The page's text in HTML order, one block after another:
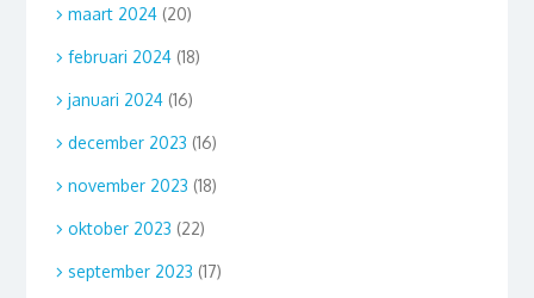
maart 2024(20)
februari 2024(18)
januari 2024(16)
december 2023 (16)
november 2023 (18)
oktober 2023 (22)
september 2023 (17)